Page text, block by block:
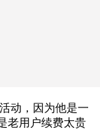
动，因为他是一
老用户续费太贵